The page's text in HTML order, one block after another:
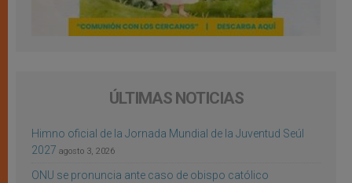
ÚLTIMAS NOTICIAS
Himno oficial de la Jornada Mundial de la Juventud Seúl
2027 agosto 3, 2026
ONU se pronuncia ante caso de obispo católico